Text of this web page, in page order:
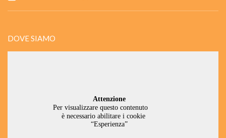
DOVE SIAMO